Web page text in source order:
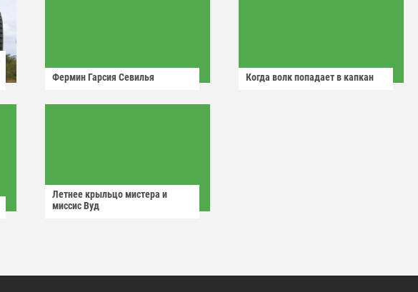
Фермин Гарсия Севилья Когда волк попадает в капкан
Летнее крыльцо мистера и
миссис Вуд